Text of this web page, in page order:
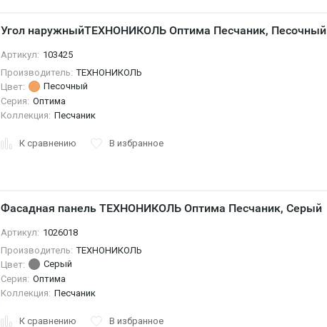
Угол наружныйТЕХНОНИКОЛЬ Оптима Песчаник, Песочный
Артикул: 103425
Производитель: ТЕХНОНИКОЛЬ
Цвет:
Песочный
Серия: Оптима
Коллекция: Песчаник
К сравнению В избранное
Фасадная панель ТЕХНОНИКОЛЬ Оптима Песчаник, Серый
Артикул: 1026018
Производитель: ТЕХНОНИКОЛЬ
Цвет:
Серый
Серия: Оптима
Коллекция: Песчаник
К сравнению В избранное